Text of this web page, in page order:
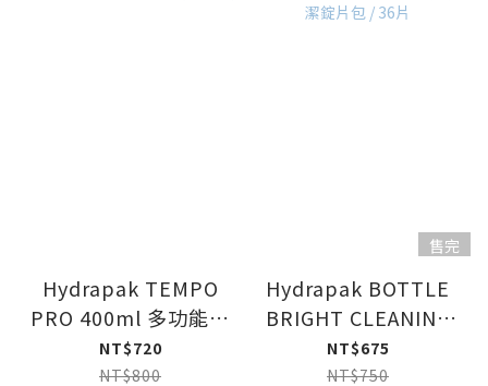
Hydrapak TEMPO
PRO 400ml 多功能運
動水壺(附腕帶)
NT$720
NT$800
售完
Hydrapak BOTTLE
BRIGHT CLEANING
TABLETS 水袋(瓶)清
潔錠片包 / 36片
NT$675
NT$750